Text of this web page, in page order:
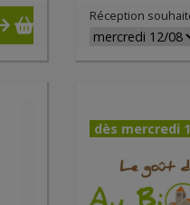
Réception
dès mercredi